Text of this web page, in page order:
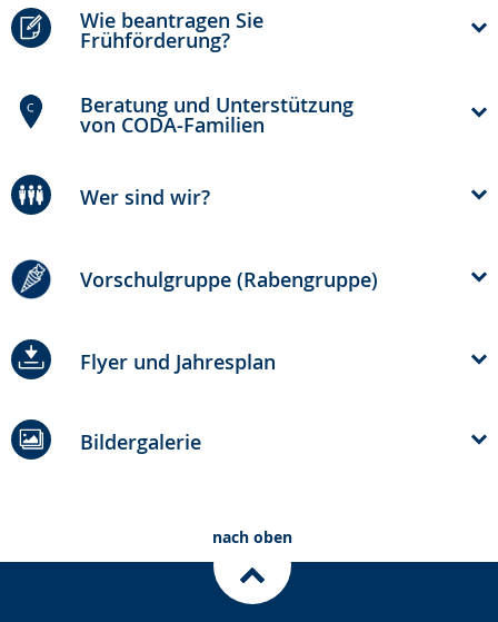
Wie beantragen Sie
Frühförderung?
Beratung und Unterstützung
von CODA-Familien
Wer sind wir?
Vorschulgruppe (Rabengruppe)
Flyer und Jahresplan
Bildergalerie
nach oben